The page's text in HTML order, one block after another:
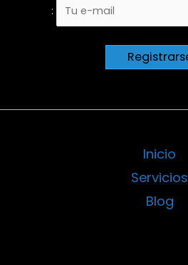
:
Inicio
Servicios
Blog